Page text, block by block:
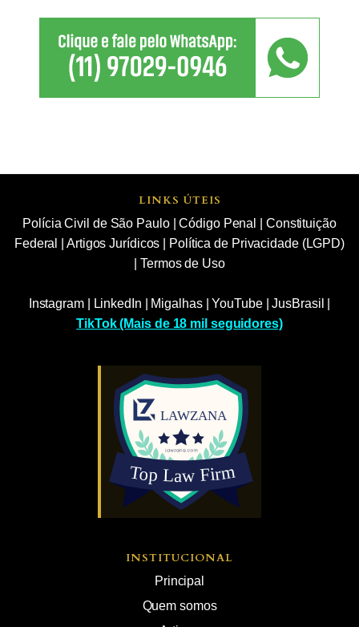
LINKS ÚTEIS
Polícia Civil de São Paulo|Código Penal
Constituição
Federal
Artigos Jurídicos
Política de Privacidade (LGPD)
|Termos de Uso
Instagram| LinkedIn Migalhas|YouTube|JusBrasil
TikTok (Mais de 18 mil seguidores)
INSTITUCIONAL
Principal
Quem somos